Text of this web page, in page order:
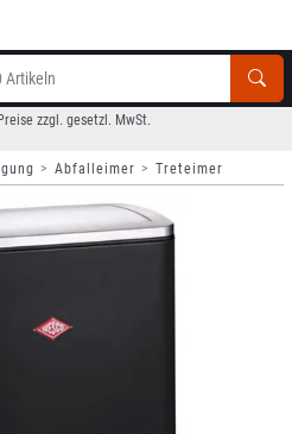
zzgl. gesetzl. MwSt.
Abfalleimer Treteimer